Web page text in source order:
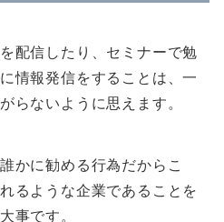
配信したり、セミナーで勉
情報発信をすることは、一
らないように思えます。
かに勧める行為だからこ
るような企業であることを
事です。